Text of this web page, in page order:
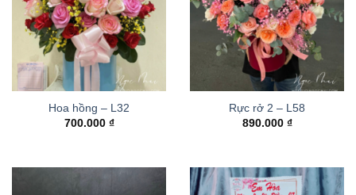
Hoa hồng – L32
700.000 ₫
Rực rở 2 – L58
890.000 ₫